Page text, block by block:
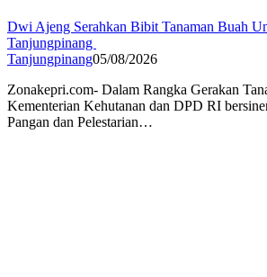
Dwi Ajeng Serahkan Bibit Tanaman Buah
Tanjungpinang
Tanjungpinang05/08/2026
Zonakepri.com- Dalam Rangka Gerakan
Kementerian Kehutanan dan DPD RI
Pangan dan Pelestarian…